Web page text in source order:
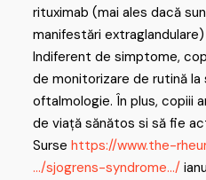
rituximab (mai ales dacă
manifestări extraglandulare)
Indiferent de simptome,
de monitorizare de rutină
oftalmologie. În plus, copiii
de viață sănătos si să fie
Surse https://www.the-
…/sjogrens-syndrome…/